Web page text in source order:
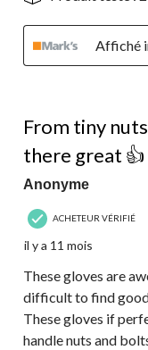
Affiché
From tiny
there great 👍
Anonyme
ACHETEUR VÉRIFIÉ
il y a 11 mois
These gloves are
difficult to find
These gloves if
handle nuts and